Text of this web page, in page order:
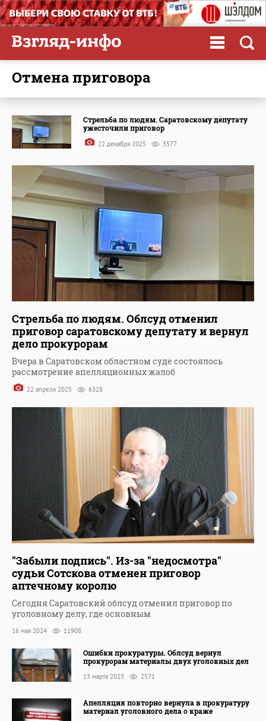
отмена приговора
Стрельба по людям. Саратовскому депутату
ужесточили приговор
22 декабря 2025 3577
Стрельба по людям. Облсуд отменил
приговор саратовскому депутату и вернул
дело прокурорам
Вчера в Саратовском областном суде состоялось
рассмотрение апелляционных жалоб
22 апреля 2025 6328
"Забыли подпись". Из-за "недосмотра"
судьи Сотскова отменен приговор
аптечному королю
Сегодня Саратовский облсуд отменил приговор по
уголовному делу, где основным
16 мая 2024 11908
Ошибки прокуратуры. Облсуд вернул
прокурорам материалы двух уголовных дел
13 марта 2023 2571
Апелляция повторно вернула в прокуратуру
материал уголовного дела о краже